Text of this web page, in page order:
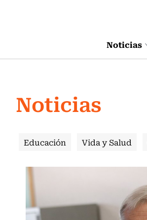
Noticias
Noticias
Educación Vida y Salud